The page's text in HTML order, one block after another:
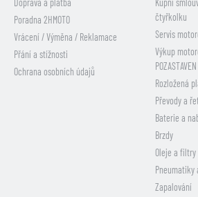
Poradna 2HMOTO
Vrácení / Výměna / Reklamace
Přání a stížnosti
Ochrana osobních údajů
čtyřkolku
Servis
Výkup
POZASTAVEN
Rozložená
Převody a
Baterie a
Brzdy
Oleje a filtry
Pneumatiky
Zapalování